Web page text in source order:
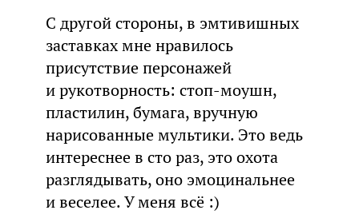
С другой стороны, в эмтивишных
заставках мне нравилось
присутствие персонажей
и рукотворность: стоп-моушн,
пластилин, бумага, вручную
нарисованные мультики. Это ведь
интереснее в сто раз, это охота
разглядывать, оно эмоцинальнее
и веселее. У меня всё :)